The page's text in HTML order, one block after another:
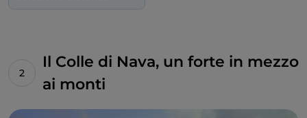
Il Colle di Nava, un forte in mezzo
ai monti